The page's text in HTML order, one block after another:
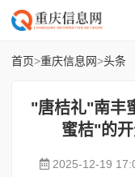
首页>重庆信息网>头条
"唐桔礼"南丰
蜜桔"的
2025-12-19